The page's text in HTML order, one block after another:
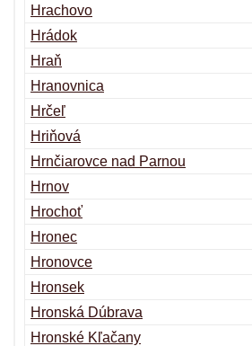
Hrachovo
Hrádok
Hraň
Hranovnica
Hrčeľ
Hriňová
Hrnčiarovce nad Parnou
Hrnov
Hrochoť
Hronec
Hronovce
Hronsek
Hronská Dúbrava
Hronské Kľačany